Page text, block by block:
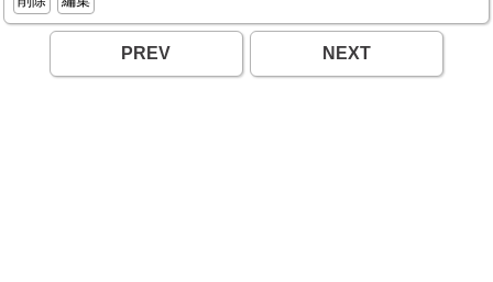
PREV NEXT